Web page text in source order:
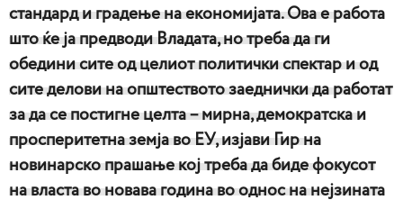
стандард и градење на економијата. Ова е работа
што ќе ја предводи Владата, но треба да ги
обедини сите од целиот политички спектар и од
сите делови на општеството заеднички да работат
за да се постигне целта – мирна, демократска и
просперитетна земја во ЕУ, изјави Гир на
новинарско прашање кој треба да биде фокусот
на власта во новава година во однос на нејзината